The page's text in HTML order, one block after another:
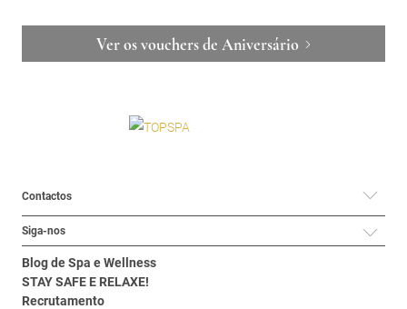
Ver os vouchers de Aniversário
Contactos
Siga-nos
Blog de Spa e Wellness
STAY SAFE E RELAXE!
Recrutamento